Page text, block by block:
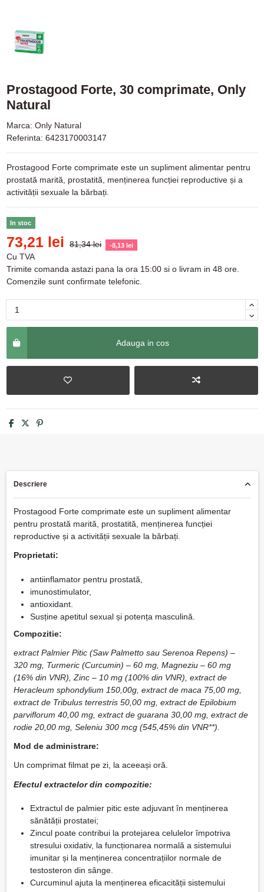
Prostagood Forte, 30 comprimate, Only
Natural
Marca: Only Natural
Referinta: 6423170003147
Prostagood Forte comprimate este un supliment alimentar pentru
prostată marită, prostatită, menținerea funcției reproductive și a
activității sexuale la bărbați.
In stoc
73,21 lei 81,34 lei -8,13 lei
Cu TVA
Trimite comanda astazi pana la ora 15:00 si o livram in 48 ore.
Comenzile sunt confirmate telefonic.
Adauga in cos
Descriere
Prostagood Forte comprimate este un supliment alimentar
pentru prostată marită, prostatită, menținerea funcției
reproductive și a activității sexuale la bărbați.
Proprietati:
antiinflamator pentru prostată,
imunostimulator,
antioxidant.
Susține apetitul sexual și potența masculină.
Compozitie:
extract Palmier Pitic (Saw Palmetto sau Serenoa Repens) –
320 mg, Turmeric (Curcumin) – 60 mg, Magneziu – 60 mg
(16% din VNR), Zinc – 10 mg (100% din VNR), extract de
Heracleum sphondylium 150,00g, extract de maca 75,00 mg,
extract de Tribulus terrestris 50,00 mg, extract de Epilobium
parviflorum 40,00 mg, extract de guarana 30,00 mg, extract de
rodie 20,00 mg, Seleniu 300 mcg (545,45% din VNR**).
Mod de administrare:
Un comprimat filmat pe zi, la aceeași oră.
Efectul extractelor din compozitie:
Extractul de palmier pitic este adjuvant în menținerea
sănătății prostatei;
Zincul poate contribui la protejarea celulelor împotriva
stresului oxidativ, la funcționarea normală a sistemului
imunitar și la menținerea concentrațiilor normale de
testosteron din sânge.
Curcuminul ajuta la menținerea eficacității sistemului